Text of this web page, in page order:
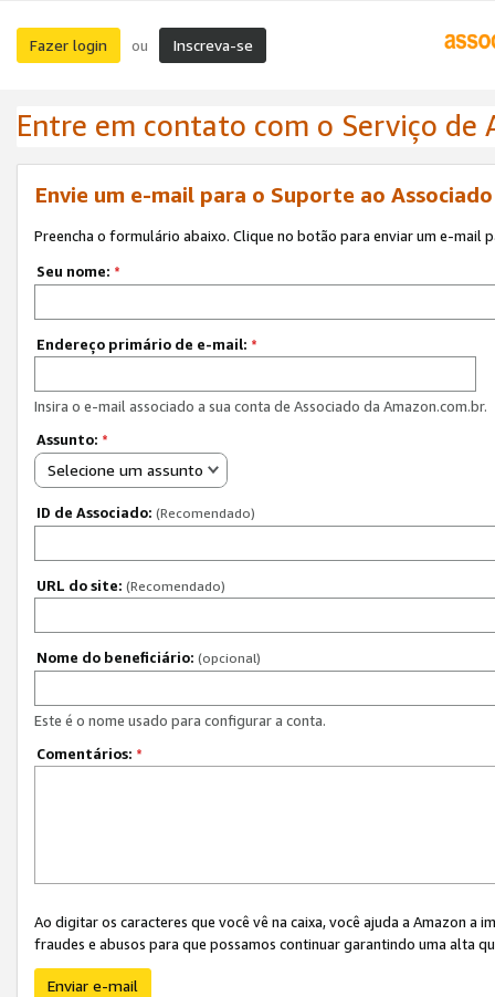
Fazer login ou Inscreva-se
Entre em contato com o Serviço de
Envie um e-mail para o Suporte ao
Preencha o formulário abaixo. Clique no botão para enviar um e-mail
Seu nome: *
Endereço primário de e-mail: *
Insira o e-mail associado a sua conta de Associado da Amazon.com.br.
Assunto: *
Selecione um assunto
ID de Associado: (Recomendado)
URL do site: (Recomendado)
Nome do beneficiário: (opcional)
Este é o nome usado para configurar a conta.
Comentários: *
Ao digitar os caracteres que você vê na caixa, você ajuda a Amazon
fraudes e abusos para que possamos continuar garantindo uma alta
Enviar e-mail